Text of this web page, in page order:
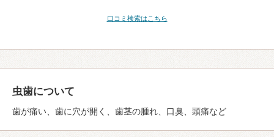
口コミ検索はこちら
虫歯について
歯が痛い、歯に穴が開く、歯茎の腫れ、口臭、頭痛など